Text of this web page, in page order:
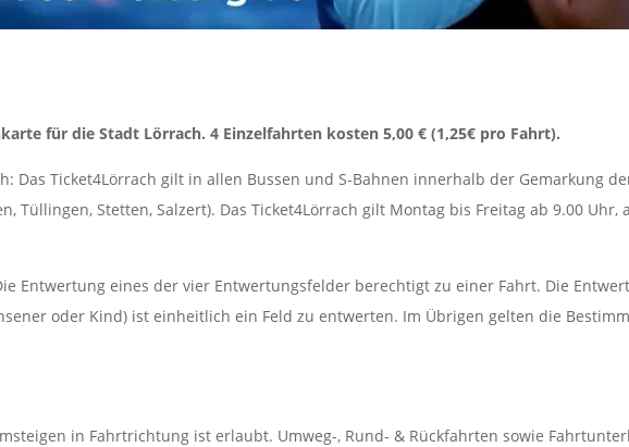
für die Stadt Lörrach. 4 Einzelfahrten kosten 5,00 € (1,25€ pro Fahrt).
Das Ticket4Lörrach gilt in allen Bussen und S-Bahnen innerhalb der Gemarkung
Tüllingen, Stetten, Salzert). Das Ticket4Lörrach gilt Montag bis Freitag ab 9.00 Uhr,
Entwertung eines der vier Entwertungsfelder berechtigt zu einer Fahrt. Die
oder Kind) ist einheitlich ein Feld zu entwerten. Im Übrigen gelten die
in Fahrtrichtung ist erlaubt. Umweg-, Rund- & Rückfahrten sowie